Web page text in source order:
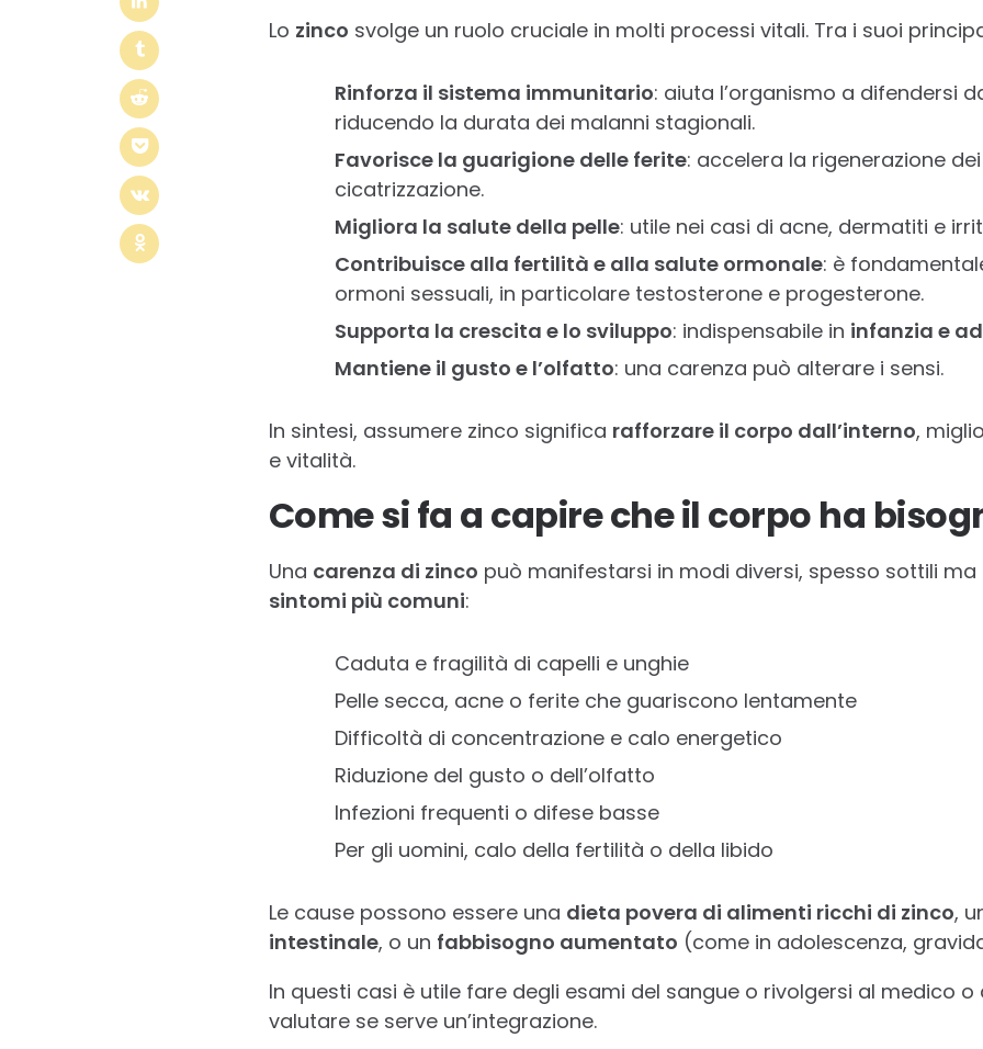
Lo zinco svolge un ruolo cruciale in molti processi vitali. Tra i suoi
Rinforza il sistema immunitario: aiuta l’organismo a difendersi
riducendo la durata dei malanni stagionali.
Favorisce la guarigione delle ferite: accelera la rigenerazione
cicatrizzazione.
Migliora la salute della pelle: utile nei casi di acne, dermatiti e
Contribuisce alla fertilità e alla salute ormonale: è
ormoni sessuali, in particolare testosterone e progesterone.
Supporta la crescita e lo sviluppo: indispensabile in infanzia e
Mantiene il gusto e l’olfatto: una carenza può alterare i sensi.
In sintesi, assumere zinco significa rafforzare il corpo dall’interno,
e vitalità.
Come si fa a capire che il corpo ha
Una carenza di zinco può manifestarsi in modi diversi, spesso sottili ma
sintomi più comuni:
Caduta e fragilità di capelli e unghie
Pelle secca, acne o ferite che guariscono lentamente
Difficoltà di concentrazione e calo energetico
Riduzione del gusto o dell’olfatto
Infezioni frequenti o difese basse
Per gli uomini, calo della fertilità o della libido
Le cause possono essere una dieta povera di alimenti ricchi di zinco,
intestinale, o un fabbisogno aumentato (come in adolescenza,
In questi casi è utile fare degli esami del sangue o rivolgersi al medico
valutare se serve un’integrazione.